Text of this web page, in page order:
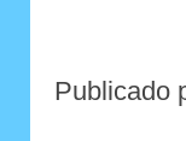
Publicado